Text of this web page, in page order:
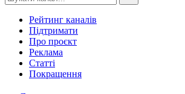
Рейтинг каналів
Підтримати
Про проєкт
Реклама
Статті
Покращення